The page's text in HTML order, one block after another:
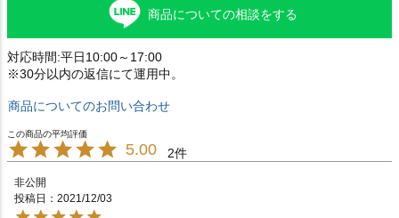
商品についての相談をする
対応時間:平日10:00～17:00
※30分以内の返信にて運用中。
商品についてのお問い合わせ
5.00 2
非公開
投稿日
2021/12/03